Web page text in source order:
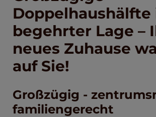
Doppelhaushälfte
begehrter Lage –
neues Zuhause
auf Sie!
Großzügig -
familiengerecht